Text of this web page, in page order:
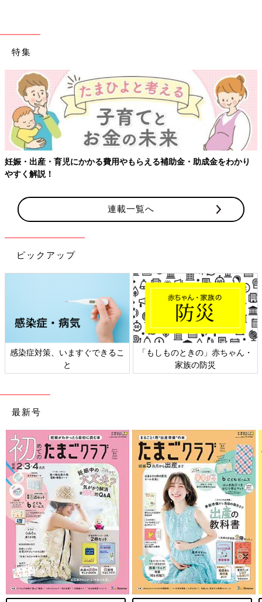
特集
妊娠・出産・育児にかかる費用やもらえる補助金・助成金をわかり
やすく解説！
連載一覧へ
ピックアップ
感染症対策、いますぐできるこ
と
「もしものときの」赤ちゃん・
家族の防災
最新号